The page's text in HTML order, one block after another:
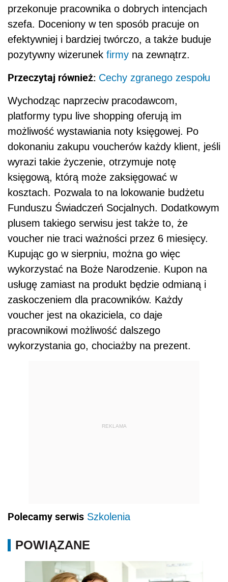
przekonuje pracownika o dobrych intencjach
szefa. Doceniony w ten sposób pracuje on
efektywniej i bardziej twórczo, a także buduje
pozytywny wizerunek firmy na zewnątrz.
Przeczytaj również: Cechy zgranego zespołu
Wychodząc naprzeciw pracodawcom,
platformy typu live shopping oferują im
możliwość wystawiania noty księgowej. Po
dokonaniu zakupu voucherów każdy klient, jeśli
wyrazi takie życzenie, otrzymuje notę
księgową, którą może zaksięgować w
kosztach. Pozwala to na lokowanie budżetu
Funduszu Świadczeń Socjalnych. Dodatkowym
plusem takiego serwisu jest także to, że
voucher nie traci ważności przez 6 miesięcy.
Kupując go w sierpniu, można go więc
wykorzystać na Boże Narodzenie. Kupon na
usługę zamiast na produkt będzie odmianą i
zaskoczeniem dla pracowników. Każdy
voucher jest na okaziciela, co daje
pracownikowi możliwość dalszego
wykorzystania go, chociażby na prezent.
REKLAMA
Polecamy serwis Szkolenia
POWIĄZANE